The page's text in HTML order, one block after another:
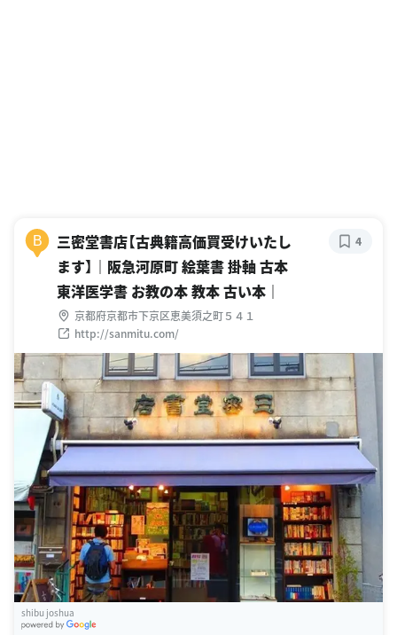
B
三密堂書店【古典籍高価買受けいたし
ます】｜阪急河原町 絵葉書 掛軸 古本
東洋医学書 お教の本 教本 古い本｜
京都府京都市下京区恵美須之町５４１
http://sanmitu.com/
4
shibu joshua